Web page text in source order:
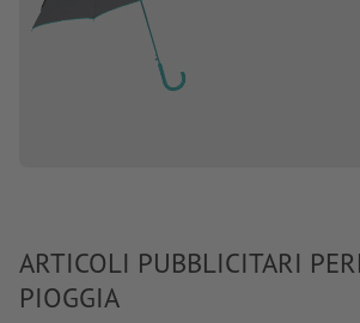
ARTICOLI PUBBLICITARI
PIOGGIA